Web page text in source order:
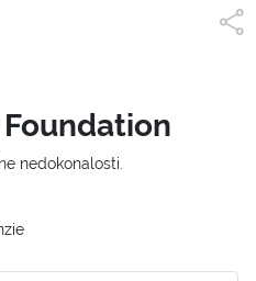
nedokonalosti.